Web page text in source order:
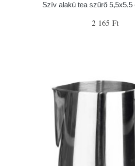
Szív alakú tea szűrő
2 165 Ft